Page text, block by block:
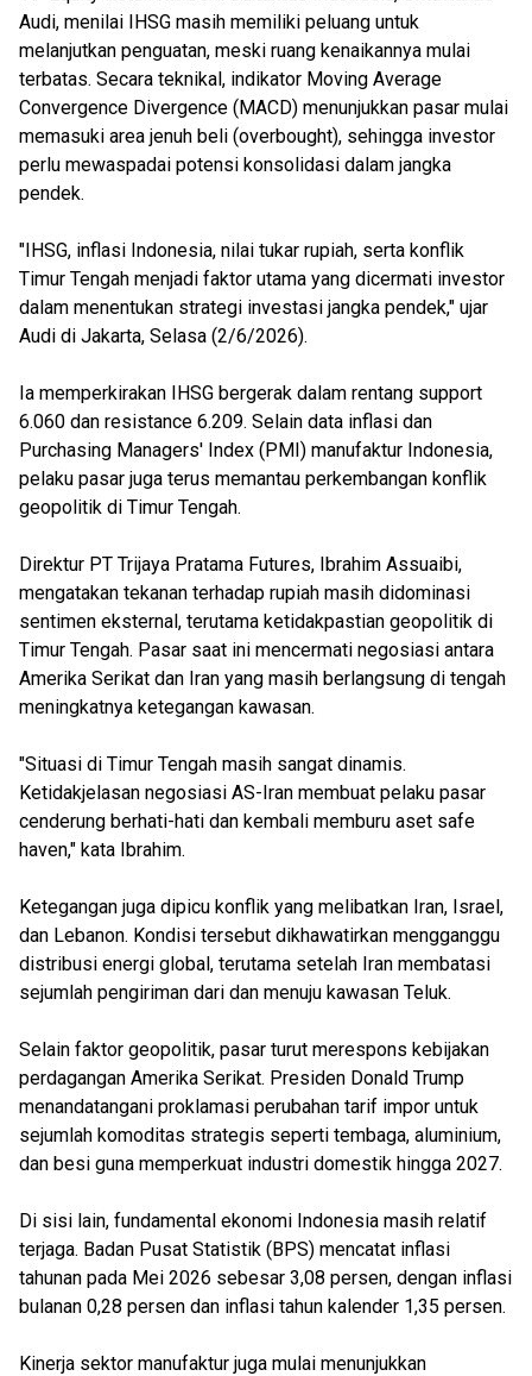
Audi, menilai IHSG masih memiliki peluang untuk
melanjutkan penguatan, meski ruang kenaikannya mulai
terbatas. Secara teknikal, indikator Moving Average
Convergence Divergence (MACD) menunjukkan pasar mulai
memasuki area jenuh beli (overbought), sehingga investor
perlu mewaspadai potensi konsolidasi dalam jangka
pendek.
"IHSG, inflasi Indonesia, nilai tukar rupiah, serta konflik
Timur Tengah menjadi faktor utama yang dicermati investor
dalam menentukan strategi investasi jangka pendek," ujar
Audi di Jakarta, Selasa (2/6/2026).
Ia memperkirakan IHSG bergerak dalam rentang support
6.060 dan resistance 6.209. Selain data inflasi dan
Purchasing Managers' Index (PMI) manufaktur Indonesia,
pelaku pasar juga terus memantau perkembangan konflik
geopolitik di Timur Tengah.
Direktur PT Trijaya Pratama Futures, Ibrahim Assuaibi,
mengatakan tekanan terhadap rupiah masih didominasi
sentimen eksternal, terutama ketidakpastian geopolitik di
Timur Tengah. Pasar saat ini mencermati negosiasi antara
Amerika Serikat dan Iran yang masih berlangsung di tengah
meningkatnya ketegangan kawasan.
"Situasi di Timur Tengah masih sangat dinamis.
Ketidakjelasan negosiasi AS-Iran membuat pelaku pasar
cenderung berhati-hati dan kembali memburu aset safe
haven," kata Ibrahim.
Ketegangan juga dipicu konflik yang melibatkan Iran, Israel,
dan Lebanon. Kondisi tersebut dikhawatirkan mengganggu
distribusi energi global, terutama setelah Iran membatasi
sejumlah pengiriman dari dan menuju kawasan Teluk.
Selain faktor geopolitik, pasar turut merespons kebijakan
perdagangan Amerika Serikat. Presiden Donald Trump
menandatangani proklamasi perubahan tarif impor untuk
sejumlah komoditas strategis seperti tembaga, aluminium,
dan besi guna memperkuat industri domestik hingga 2027.
Di sisi lain, fundamental ekonomi Indonesia masih relatif
terjaga. Badan Pusat Statistik (BPS) mencatat inflasi
tahunan pada Mei 2026 sebesar 3,08 persen, dengan inflasi
bulanan 0,28 persen dan inflasi tahun kalender 1,35 persen.
Kinerja sektor manufaktur juga mulai menunjukkan